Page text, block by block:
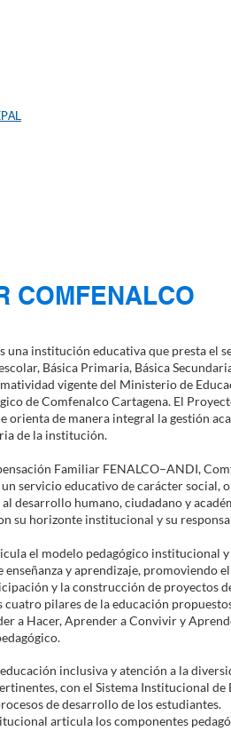
COMFENALCO
una institución educativa que presta el
Básica Primaria, Básica
vigente del Ministerio de
de Comfenalco Cartagena. El
de manera integral la gestión
de la institución.
Familiar FENALCO–ANDI,
servicio educativo de carácter social,
desarrollo humano, ciudadano y
su horizonte institucional y su
el modelo pedagógico institucional y
y aprendizaje, promoviendo
y la construcción de proyectos
cuatro pilares de la educación
a Hacer, Aprender a Convivir y
inclusiva y atención a la
con el Sistema Institucional
de desarrollo de los estudiantes.
articula los componentes